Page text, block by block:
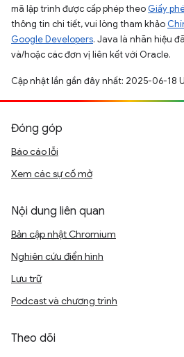
mã lập trình được cấp phép theo Giấy
thông tin chi tiết, vui lòng tham khảo
Google Developers. Java là nhãn hiệu
và/hoặc các đơn vị liên kết với Oracle.
Cập nhật lần gần đây nhất: 2025-06-18
Đóng góp
Báo cáo lỗi
Xem các sự cố mở
Nội dung liên quan
Bản cập nhật Chromium
Nghiên cứu điển hình
Lưu trữ
Podcast và chương trình
Theo dõi